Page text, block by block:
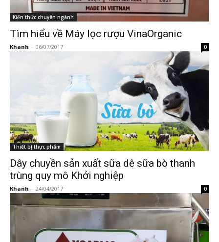
Kiến thức chuyên ngành
Tìm hiểu về Máy lọc rượu VinaOrganic
Khanh - 06/07/2017 0
Thiết bị thực phẩm
Dây chuyền sản xuất sữa dê sữa bò thanh
trùng quy mô Khởi nghiệp
Khanh - 24/04/2017 0